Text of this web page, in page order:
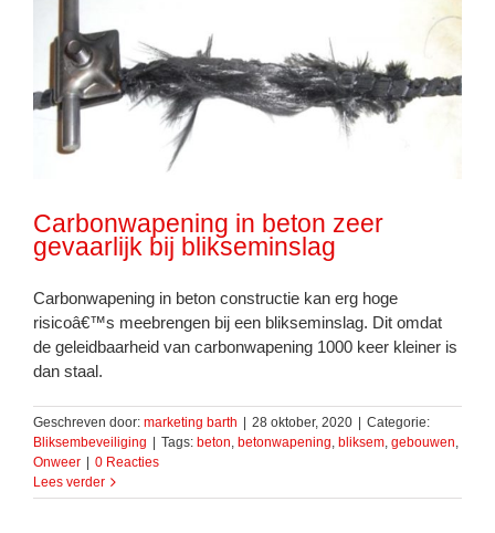
Carbonwapening in beton zeer
gevaarlijk bij blikseminslag
Carbonwapening in beton constructie kan erg hoge
risicoâ€™s meebrengen bij een blikseminslag. Dit omdat
de geleidbaarheid van carbonwapening 1000 keer kleiner is
dan staal.
Geschreven door: marketing barth 28 oktober, 2020
Categorie:
Bliksembeveiliging
Tags: beton, betonwapening, bliksem, gebouwen,
Onweer
0 Reacties
Lees verder